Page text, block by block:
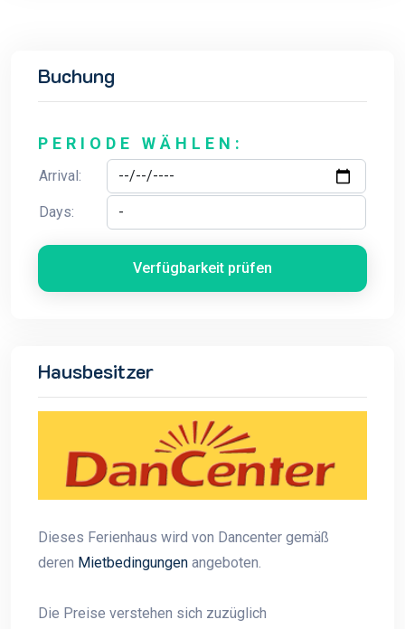
Buchung
PERIODE WÄHLEN:
Arrival:
Days:
Verfügbarkeit prüfen
Hausbesitzer
Dieses Ferienhaus wird von Dancenter gemäß
deren Mietbedingungen angeboten.
Die Preise verstehen sich zuzüglich